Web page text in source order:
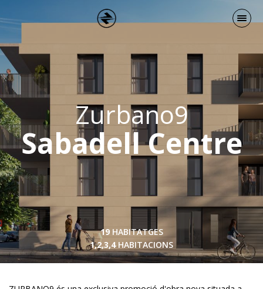
Zurbano9
Sabadell Centre
19HABITATGES
1,2,3,4HABITACIONS